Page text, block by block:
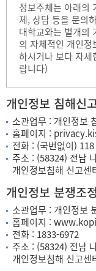
정보주체는 아래의
제, 상담 등을 문의
대학교와는 별개의
의 자체적인 개인
하시거나 보다 자
랍니다)
개인정보 침해신
소관업무 : 개인정보
홈페이지 :
전화 : (국번없이) 118
주소 : (58324) 전남
개인정보침해 신고센
개인정보 분쟁조
소관업무 : 개인정보
홈페이지 :
전화 : 1833-6972
주소 : (58324) 전남
개인정보침해 신고센